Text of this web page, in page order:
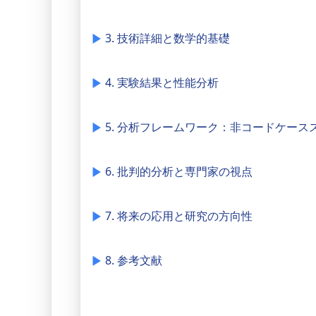
3. 技術詳細と数学的基礎
4. 実験結果と性能分析
5. 分析フレームワーク：非コードケース
6. 批判的分析と専門家の視点
7. 将来の応用と研究の方向性
8. 参考文献